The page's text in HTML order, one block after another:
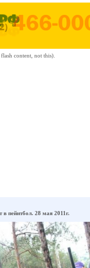
content, not this).
в пейнтбол. 28 мая 2011г.